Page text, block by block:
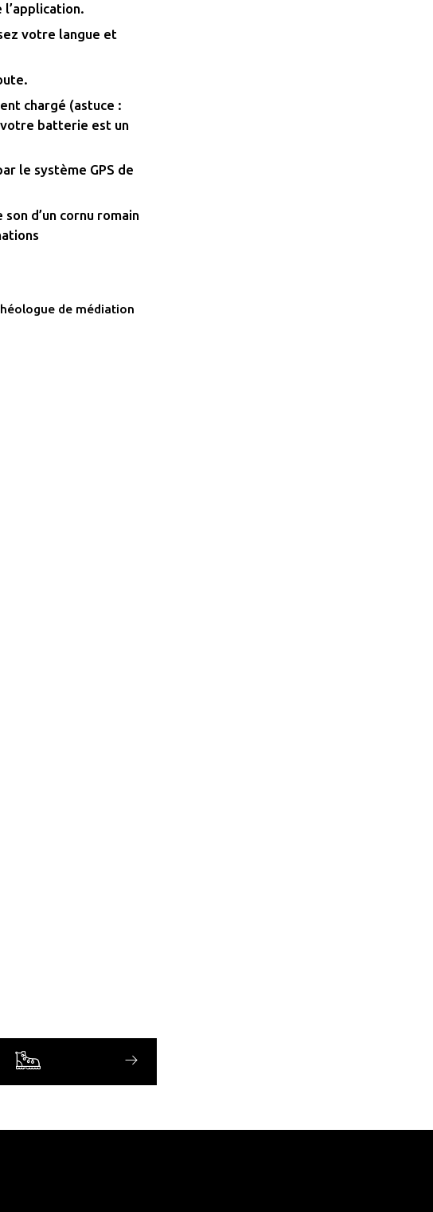
votre langue et
chargé (astuce :
batterie est un
le système GPS de
d’un cornu romain
de médiation